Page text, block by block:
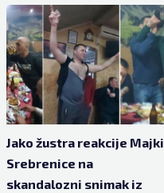
Jako žustra reakcije Majki
Srebrenice na
skandalozni snimak iz